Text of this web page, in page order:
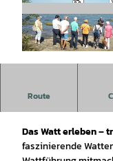
Route
Watt mit trockenen
Das Watt erleben –
faszinierende